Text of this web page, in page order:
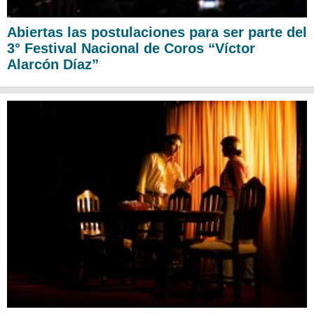
Abiertas las postulaciones para ser parte del
3° Festival Nacional de Coros “Víctor
Alarcón Díaz”